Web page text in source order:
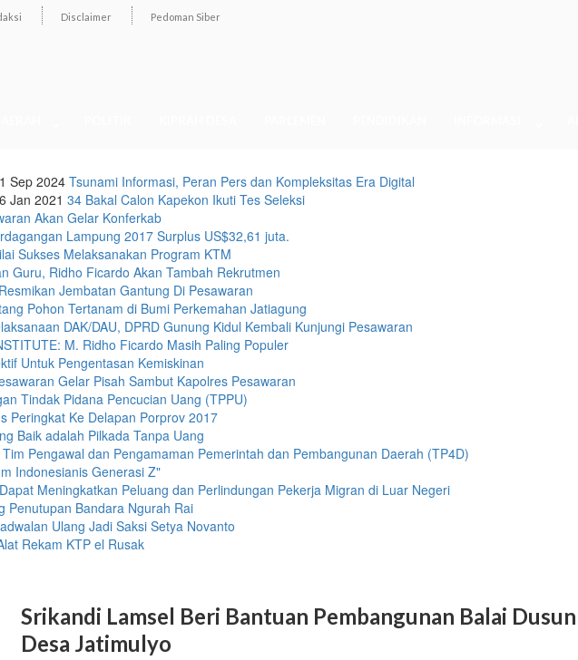
Disclaimer Pedoman Siber
Sep 2024 Tsunami Informasi, Peran Pers dan Kompleksitas Era Digital
Jan 2021 34 Bakal Calon Kapekon Ikuti Tes Seleksi
Akan Gelar Konferkab
Lampung 2017 Surplus US$32,61 juta.
Sukses Melaksanakan Program KTM
Guru, Ridho Ficardo Akan Tambah Rekrutmen
Jembatan Gantung Di Pesawaran
Pohon Tertanam di Bumi Perkemahan Jatiagung
DAK/DAU, DPRD Gunung Kidul Kembali Kunjungi Pesawaran
M. Ridho Ficardo Masih Paling Populer
Untuk Pengentasan Kemiskinan
Gelar Pisah Sambut Kapolres Pesawaran
Tindak Pidana Pencucian Uang (TPPU)
Peringkat Ke Delapan Porprov 2017
Baik adalah Pilkada Tanpa Uang
Pengawal dan Pengamaman Pemerintah dan Pembangunan Daerah (TP4D)
Indonesianis Generasi Z"
Meningkatkan Peluang dan Perlindungan Pekerja Migran di Luar Negeri
Penutupan Bandara Ngurah Rai
Ulang Jadi Saksi Setya Novanto
Rekam KTP el Rusak
Srikandi Lamsel Beri Bantuan Pembangunan Balai Dusun
Desa Jatimulyo